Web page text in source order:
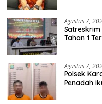
Agustus 7,
Satreskrim
Tahan 1
Agustus 7,
Polsek
Penadah